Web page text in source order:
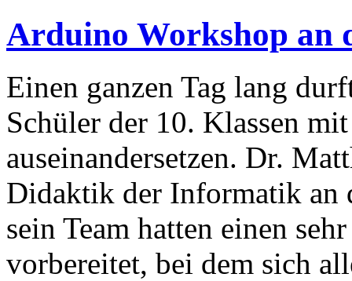
Arduino Workshop an
Einen ganzen Tag lang
Schüler der 10. Klassen
auseinandersetzen. Dr.
Didaktik der Informatik an
sein Team hatten einen
vorbereitet, bei dem sich